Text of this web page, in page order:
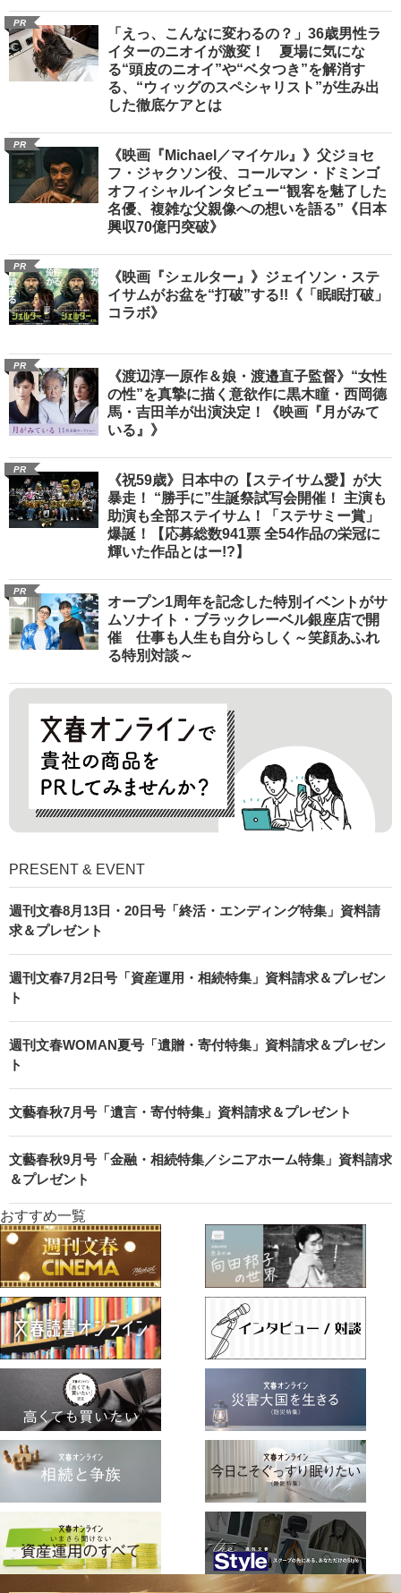
PR
「えっ、こんなに変わるの？」36歳男性ラ
イターのニオイが激変！ 夏場に気にな
る“頭皮のニオイ”や“ベタつき”を解消す
る、“ウィッグのスペシャリスト”が生み出
した徹底ケアとは
PR
《映画『Michael／マイケル』》父ジョセ
フ・ジャクソン役、コールマン・ドミンゴ
オフィシャルインタビュー“観客を魅了した
名優、複雑な父親像への想いを語る”《日本
興収70億円突破》
PR
《映画『シェルター』》ジェイソン・ステ
イサムがお盆を“打破”する!!《「眠眠打破」
コラボ》
PR
《渡辺淳一原作＆娘・渡邉直子監督》“女性
の性”を真摯に描く意欲作に黒木瞳・西岡德
馬・吉田羊が出演決定！《映画『月がみて
いる』》
PR
《祝59歳》日本中の【ステイサム愛】が大
暴走！ “勝手に”生誕祭試写会開催！ 主演も
助演も全部ステイサム！「ステサミー賞」
爆誕！【応募総数941票 全54作品の栄冠に
輝いた作品とはー!?】
PR
オープン1周年を記念した特別イベントがサ
ムソナイト・ブラックレーベル銀座店で開
催 仕事も人生も自分らしく～笑顔あふれ
る特別対談～
PRESENT & EVENT
週刊文春8月13日・20日号「終活・エンディング特集」資料請
求＆プレゼント
週刊文春7月2日号「資産運用・相続特集」資料請求＆プレゼン
ト
週刊文春WOMAN夏号「遺贈・寄付特集」資料請求＆プレゼン
ト
文藝春秋7月号「遺言・寄付特集」資料請求＆プレゼント
文藝春秋9月号「金融・相続特集／シニアホーム特集」資料請求
＆プレゼント
おすすめ一覧